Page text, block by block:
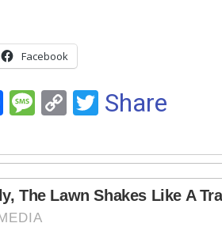
Facebook
F
ce
b
o
o
M
s
a
g
e
C
py
Li
n
T
tt
er
Share